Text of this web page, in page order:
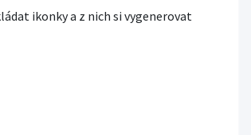
ikonky a z nich si vygenerovat